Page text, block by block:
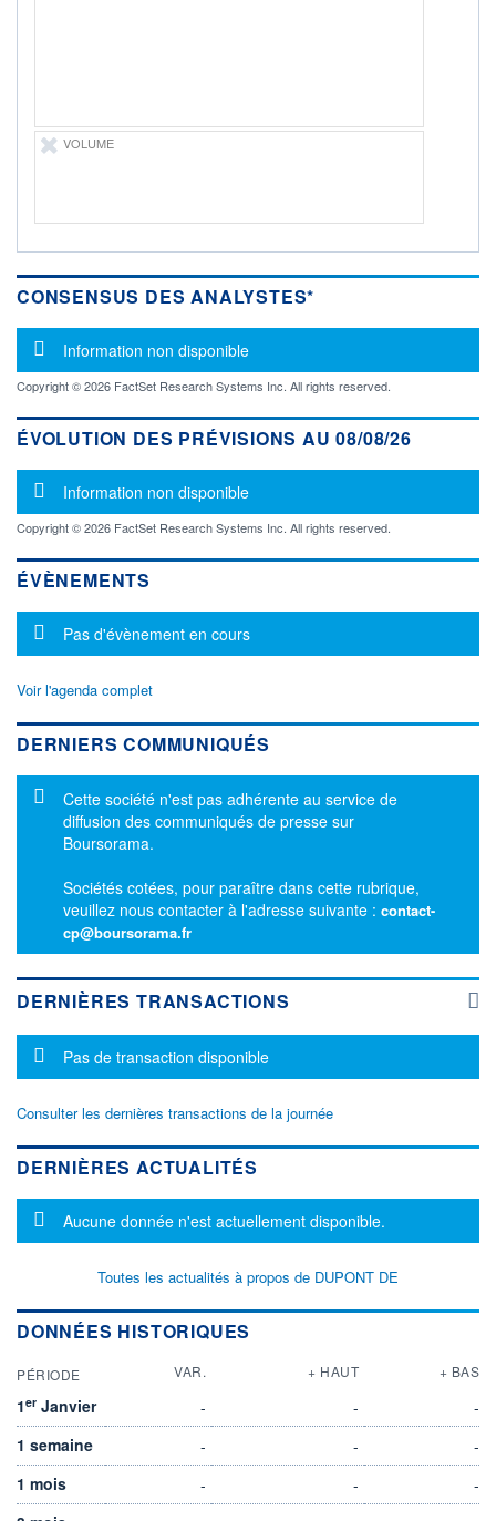
Non éligible
Boursobank
VOLUME
CONSENSUS DES ANALYSTES*
Message d'information
Information non disponible
Copyright © 2026 FactSet Research Systems Inc. All rights reserved.
ÉVOLUTION DES PRÉVISIONS AU 08/08/26
Message d'information
Information non disponible
Copyright © 2026 FactSet Research Systems Inc. All rights reserved.
ÉVÈNEMENTS
Message d'information
Pas d'évènement en cours
Voir l'agenda complet
DERNIERS COMMUNIQUÉS
Message d'information
Cette société n'est pas adhérente au service de
diffusion des communiqués de presse sur
Boursorama.
Sociétés cotées, pour paraître dans cette rubrique,
veuillez nous contacter à l'adresse suivante : contact-
cp@boursorama.fr
DERNIÈRES TRANSACTIONS
Message d'information
Pas de transaction disponible
Consulter les dernières transactions de la journée
DERNIÈRES ACTUALITÉS
Message d'information
Aucune donnée n'est actuellement disponible.
Toutes les actualités à propos de DUPONT DE
DONNÉES HISTORIQUES
PÉRIODE VAR. + HAUT + BAS
1er Janvier - -
-
1 semaine
- -
-
1 mois
- -
-